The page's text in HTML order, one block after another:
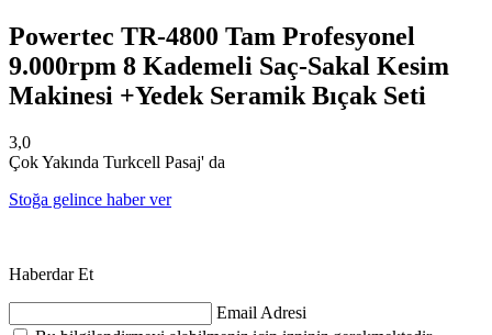
Powertec TR-4800 Tam Profesyonel
9.000rpm 8 Kademeli Saç-Sakal Kesim
Makinesi +Yedek Seramik Bıçak Seti
3,0
Çok Yakında Turkcell Pasaj' da
Stoğa gelince haber ver
Haberdar Et
Email Adresi